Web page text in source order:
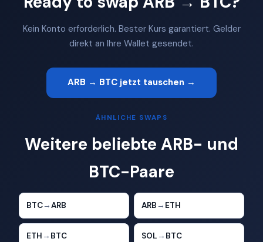
Kein Konto erforderlich. Bester Kurs garantiert. Gelder
direkt an Ihre Wallet gesendet.
ARB → BTC jetzt tauschen →
ÄHNLICHE SWAPS
Weitere beliebte ARB- und
BTC-Paare
BTC→ARB ARB → ETH
ETH → BTC SOL → BTC